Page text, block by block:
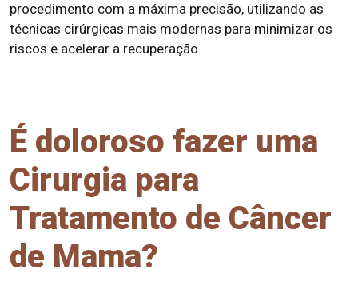
procedimento com a máxima precisão, utilizando as
técnicas cirúrgicas mais modernas para minimizar os
riscos e acelerar a recuperação.
É doloroso fazer uma
Cirurgia para
Tratamento de Câncer
de Mama?